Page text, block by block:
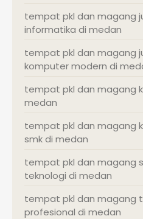
tempat pkl dan magang
informatika di medan
tempat pkl dan magang
komputer modern di
tempat pkl dan magang
medan
tempat pkl dan magang
smk di medan
tempat pkl dan magang
teknologi di medan
tempat pkl dan magang
profesional di medan